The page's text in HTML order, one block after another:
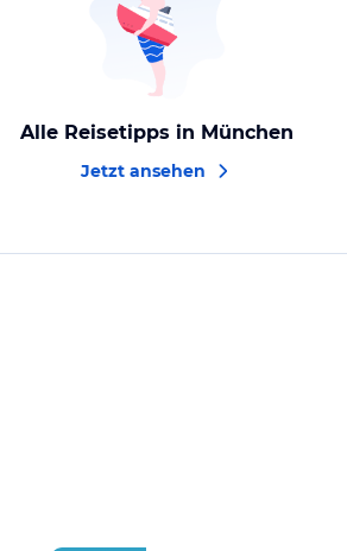
Alle Reisetipps in München
Jetzt ansehen